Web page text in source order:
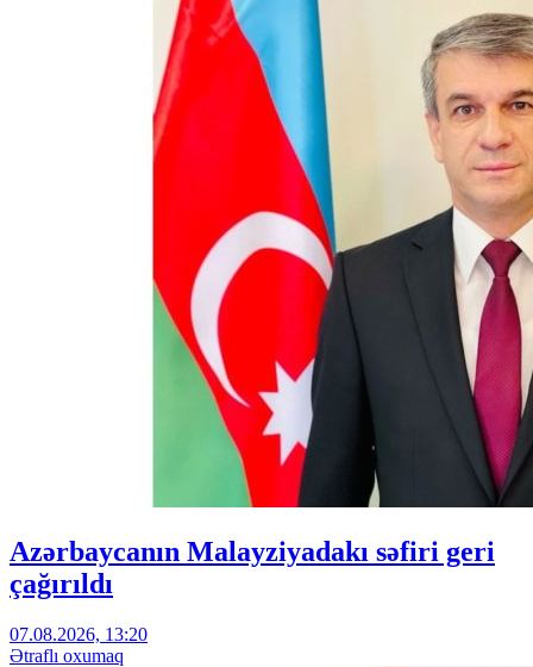
Azərbaycanın Malayziyadakı səfiri geri
çağırıldı
07.08.2026, 13:20
Ətraflı oxumaq